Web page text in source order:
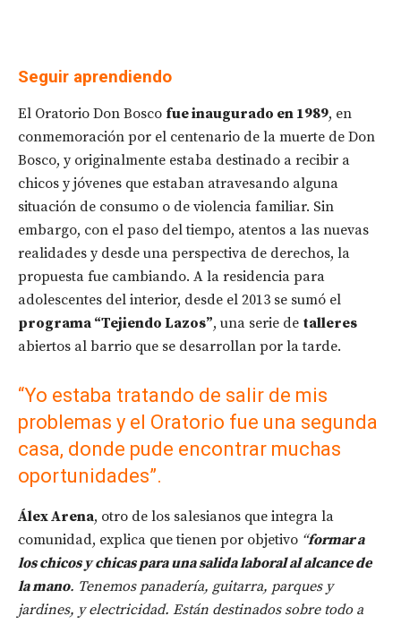
Seguir aprendiendo
El Oratorio Don Bosco fue inaugurado en 1989, en
conmemoración por el centenario de la muerte de Don
Bosco, y originalmente estaba destinado a recibir a
chicos y jóvenes que estaban atravesando alguna
situación de consumo o de violencia familiar. Sin
embargo, con el paso del tiempo, atentos a las nuevas
realidades y desde una perspectiva de derechos, la
propuesta fue cambiando. A la residencia para
adolescentes del interior, desde el 2013 se sumó el
programa “Tejiendo Lazos”, una serie de talleres
abiertos al barrio que se desarrollan por la tarde.
“Yo estaba tratando de salir de mis
problemas y el Oratorio fue una segunda
casa, donde pude encontrar muchas
oportunidades”.
Álex Arena, otro de los salesianos que integra la
comunidad, explica que tienen por objetivo “formar a
los chicos y chicas para una salida laboral al alcance de
la mano. Tenemos panadería, guitarra, parques y
jardines, y electricidad. Están destinados sobre todo a